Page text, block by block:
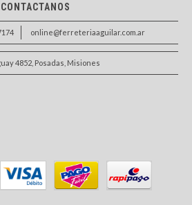
CONTACTANOS
online@ferreteriaaguilar.com.ar
4852, Posadas, Misiones